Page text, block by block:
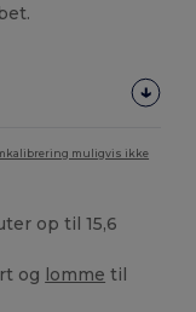
muligvis ikke
op til 15,6
og lomme til